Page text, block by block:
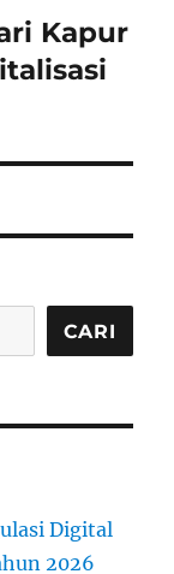
Kapur
CARI
Digital
2026